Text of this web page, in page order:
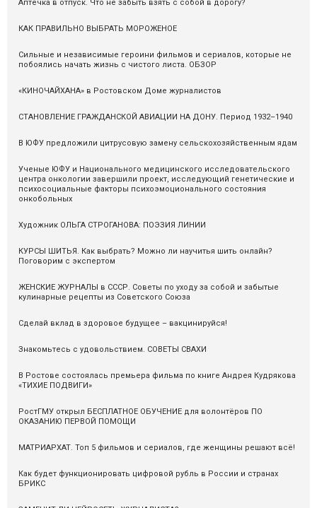
Аптечка в отпуск. Что не забыть взять с собой в дорогу?
КАК ПРАВИЛЬНО ВЫБРАТЬ МОРОЖЕНОЕ
Сильные и независимые героини фильмов и сериалов, которые не
побоялись начать жизнь с чистого листа. ОБЗОР
«КИНОЧАЙХАНА» в Ростовском Доме журналистов
СТАНОВЛЕНИЕ ГРАЖДАНСКОЙ АВИАЦИИ НА ДОНУ. Период 1932–1940
В ЮФУ предложили цитрусовую замену сельскохозяйственным ядам
Ученые ЮФУ и Национального медицинского исследовательского
центра онкологии завершили проект, исследующий генетические и
психосоциальные факторы психоэмоционального состояния
онкобольных
Художник ОЛЬГА СТРОГАНОВА: ПОЭЗИЯ ЛИНИИ
КУРСЫ ШИТЬЯ. Как выбрать? Можно ли научитья шить онлайн?
Поговорим с экспертом
ЖЕНСКИЕ ЖУРНАЛЫ в СССР. Советы по уходу за собой и забытые
кулинарные рецепты из Советского Союза
Сделай вклад в здоровое будущее – вакцинируйся!
Знакомьтесь с удовольствием. СОВЕТЫ СВАХИ
В Ростове состоялась премьера фильма по книге Андрея Кудрякова
«ТИХИЕ ПОДВИГИ»
РостГМУ открыл БЕСПЛАТНОЕ ОБУЧЕНИЕ для волонтёров ПО
ОКАЗАНИЮ ПЕРВОЙ ПОМОЩИ
МАТРИАРХАТ. Топ 5 фильмов и сериалов, где женщины решают всё!
Как будет функционировать цифровой рубль в России и странах
БРИКС